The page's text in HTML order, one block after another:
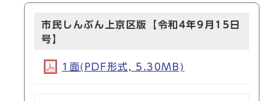
市民しんぶん上京区版【令和4年9月15日
号】
1面(PDF形式, 5.30MB)